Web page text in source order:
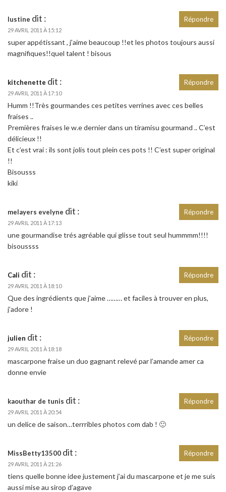
lustine dit :
29 AVRIL 2011 À 15:12
super appétissant , j’aime beaucoup !!et les photos toujours aussi
magnifiques!!quel talent ! bisous
Répondre
kitchenette dit :
29 AVRIL 2011 À 17:10
Humm !!Très gourmandes ces petites verrines avec ces belles
fraises ..
Premières fraises le w.e dernier dans un tiramisu gourmand .. C’est
délicieux !!
Et c’est vrai : ils sont jolis tout plein ces pots !! C’est super original
!!
Bisousss
kiki
Répondre
melayers evelyne dit :
29 AVRIL 2011 À 17:13
une gourmandise trés agréable qui glisse tout seul hummmm!!!!
bisoussss
Répondre
Cali dit :
29 AVRIL 2011 À 18:10
Que des ingrédients que j’aime ……… et faciles à trouver en plus,
j’adore !
Répondre
julien dit :
29 AVRIL 2011 À 18:18
mascarpone fraise un duo gagnant relevé par l’amande amer ca
donne envie
Répondre
kaouthar de tunis dit :
29 AVRIL 2011 À 20:54
un delice de saison…terrribles photos com dab ! 🙂
Répondre
MissBetty13500 dit :
29 AVRIL 2011 À 21:26
tiens quelle bonne idee justement j’ai du mascarpone et je me suis
aussi mise au sirop d’agave
Répondre